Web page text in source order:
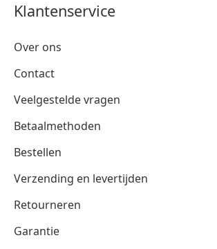
Klantenservice
Over ons
Contact
Veelgestelde vragen
Betaalmethoden
Bestellen
Verzending en levertijden
Retourneren
Garantie